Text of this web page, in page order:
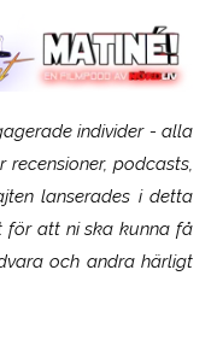
individer - alla
podcasts,
lanserades i detta
för att ni ska kunna få
och andra härligt